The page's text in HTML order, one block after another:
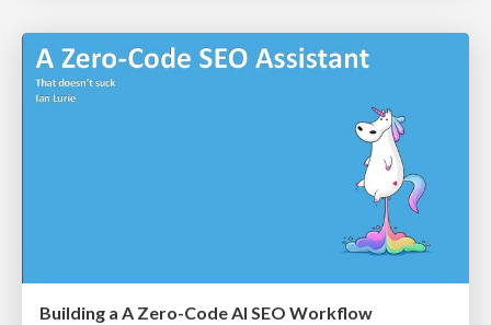
Building a A Zero-Code AI SEO Workflow